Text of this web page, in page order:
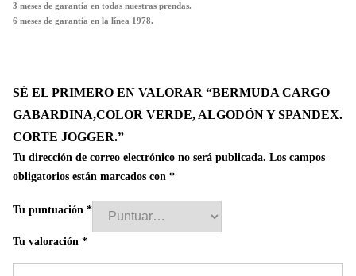
3 meses de garantía en todas nuestras prendas.
6 meses de garantía en la línea 1978.
SÉ EL PRIMERO EN VALORAR “BERMUDA CARGO
GABARDINA,COLOR VERDE, ALGODÓN Y SPANDEX.
CORTE JOGGER.”
Tu dirección de correo electrónico no será publicada. Los campos
obligatorios están marcados con *
Tu puntuación *
Tu valoración *